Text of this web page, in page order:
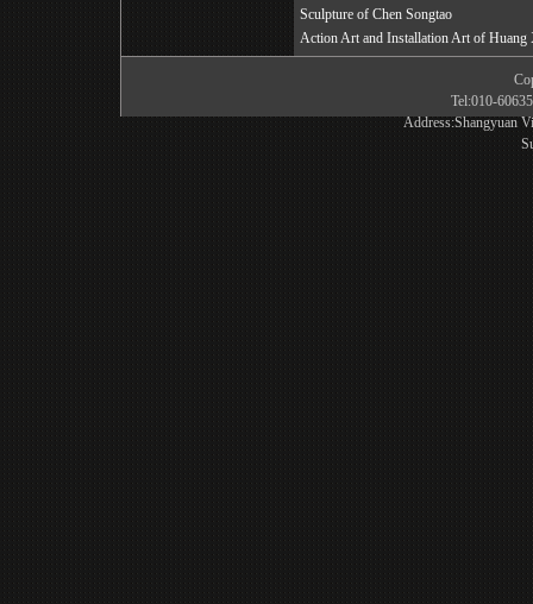
Sculpture of Chen Songtao
Action Art and Installation Art of Huang
Tel:010-
Address:Shangyuan